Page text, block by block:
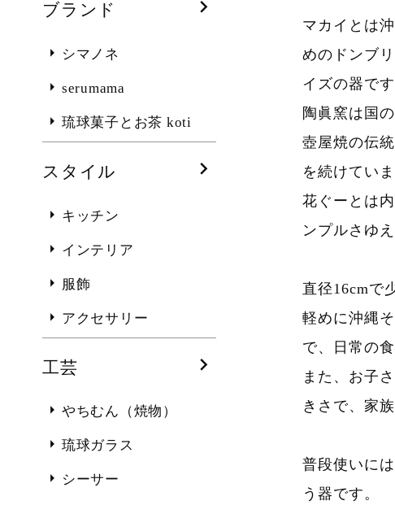
ブランド
シマノネ
serumama
琉球菓子とお茶 koti
スタイル
キッチン
インテリア
服飾
アクセサリー
工芸
やちむん（焼物）
琉球ガラス
シーサー
マカイとは
めのドンブ
イズの器です
陶眞窯は国
壺屋焼の伝
を続けていま
花ぐーとは
ンプルさゆ
直径16cmで
軽めに沖縄
で、日常の
また、お子
きさで、家
普段使いに
う器です。